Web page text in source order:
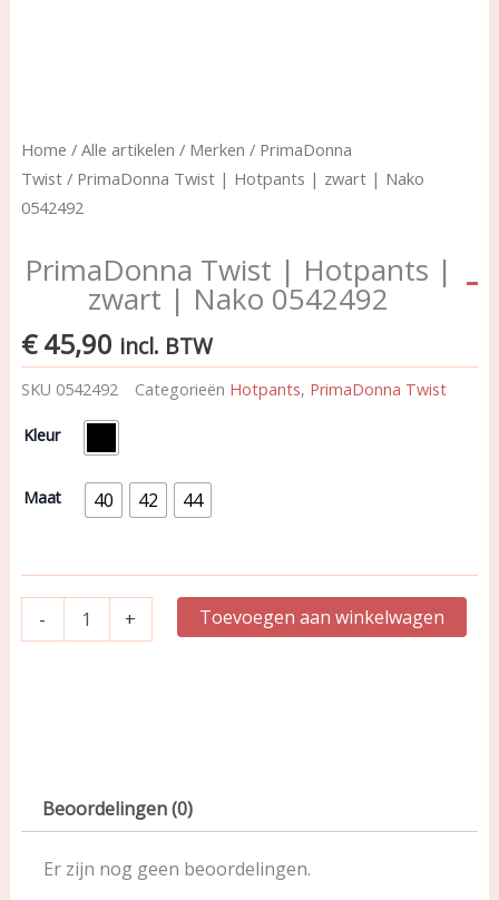
Home / Alle artikelen / Merken / PrimaDonna
Twist/ PrimaDonna Twist | Hotpants | zwart | Nako
0542492
PrimaDonna Twist | Hotpants |
zwart | Nako 0542492
€45,90 incl. BTW
SKU 0542492 Categorieën Hotpants, PrimaDonna Twist
Kleur
Maat 40 42 44
-
PrimaDonna
Hotpants
Nako
0542492
aantal
+ Toevoegen aan winkelwagen
Beoordelingen (0)
Er zijn nog geen beoordelingen.